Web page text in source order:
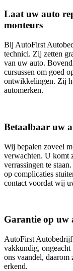
Laat uw auto
monteurs
Bij AutoFirst
technici. Zij zetten
van uw auto.
cursussen om goed
ontwikkelingen. Zij
automerken.
Betaalbaar uw
Wij bepalen zoveel
verwachten. U komt
verrassingen te
op complicaties
contact voordat wij
Garantie op uw
AutoFirst Autobedrijf
vakkundig,
ons vaandel,
erkend.